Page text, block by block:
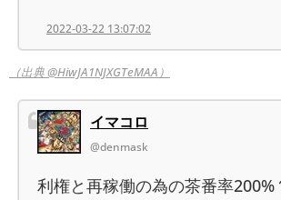
2022-03-22 13:07:02
（出典 @HiwJA1NJXGTeMAA）
イマコロ
@denmask
利権と再稼働の為の茶番率200%